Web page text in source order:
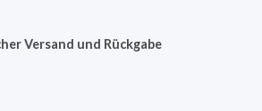
Versand und Rückgabe